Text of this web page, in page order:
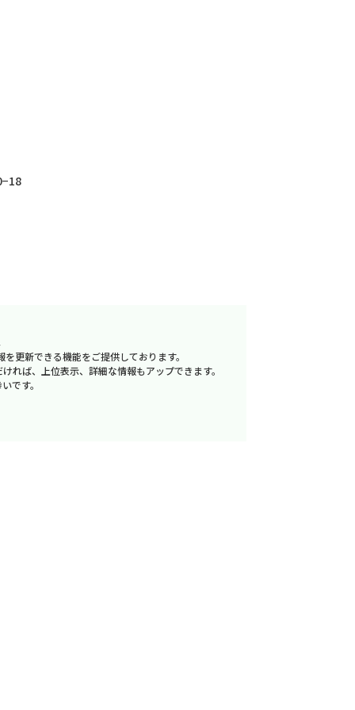
更新できる機能をご提供しております。
れば、上位表示、詳細な情報もアップできます。
です。